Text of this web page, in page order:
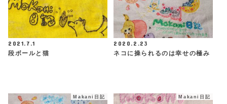
2021.7.1
段ボールと猫
2020.2.23
ネコに操られるのは幸せの極み
Makani日記 Makani日記